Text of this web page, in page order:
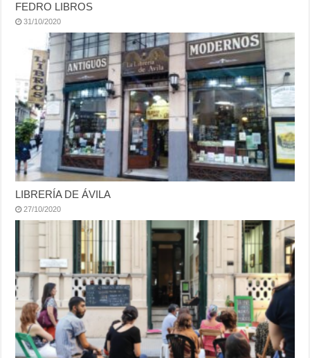
FEDRO LIBROS
31/10/2020
LIBRERÍA DE ÁVILA
27/10/2020